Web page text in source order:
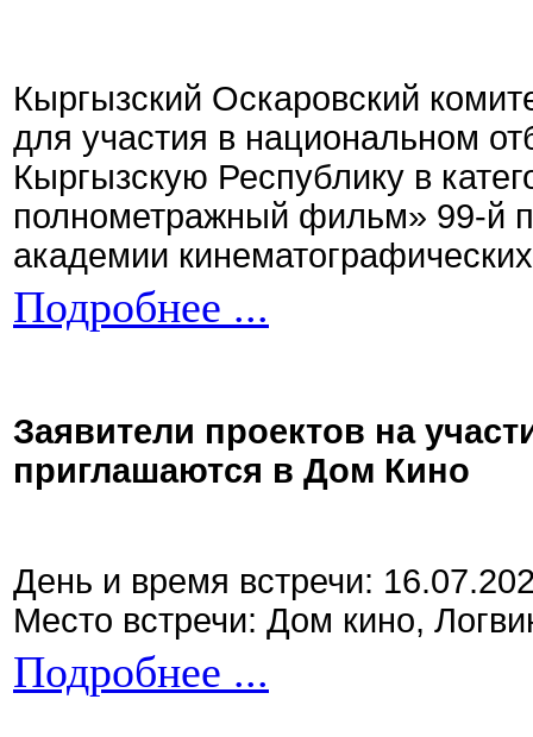
Кыргызский Оскаровский
для участия в национальном
Кыргызскую Республику в
полнометражный фильм» 99-й
академии
Подробнее ...
Заявители проектов на
приглашаются в Дом Кино
День и время встречи:
Место встречи: Дом кино,
Подробнее ...